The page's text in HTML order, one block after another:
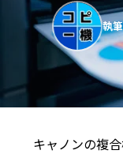
執
キャノンの複